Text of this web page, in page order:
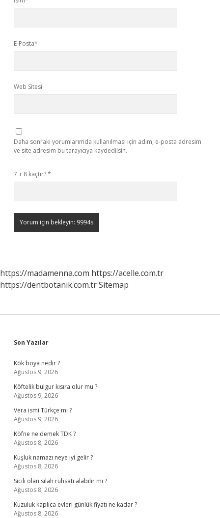
E-Posta*
Web Sitesi
Daha sonraki yorumlarımda kullanılması için adım, e-posta adresim
ve site adresim bu tarayıcıya kaydedilsin.
7 + 8 kaçtır?*
https://madamenna.com https://acelle.com.tr
https://dentbotanik.com.trSitemap
Sidebar
Son Yazılar
Kök boya nedir ?
Ağustos 9, 2026
Köftelik bulgur kısıra olur mu ?
Ağustos 9, 2026
Vera ismi Türkçe mi ?
Ağustos 9, 2026
Köfne ne demek TDK ?
Ağustos 8, 2026
Kuşluk namazı neye iyi gelir ?
Ağustos 8, 2026
Sicili olan silah ruhsatı alabilir mi ?
Ağustos 8, 2026
Kuzuluk kaplıca evleri günlük fiyatı ne kadar ?
Ağustos 8, 2026